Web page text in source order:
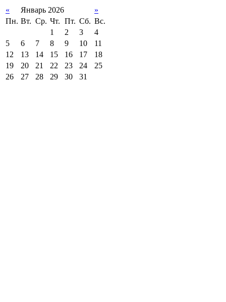
« Январь 2026
»
Пн. Вт. Ср. Чт. Пт. Сб. Вс.
1
2 3
4
5
6 7 8 9 10
11
12
13 14 15 16 17
18
19
20 21 22 23 24
25
26
27 28 29 30 31